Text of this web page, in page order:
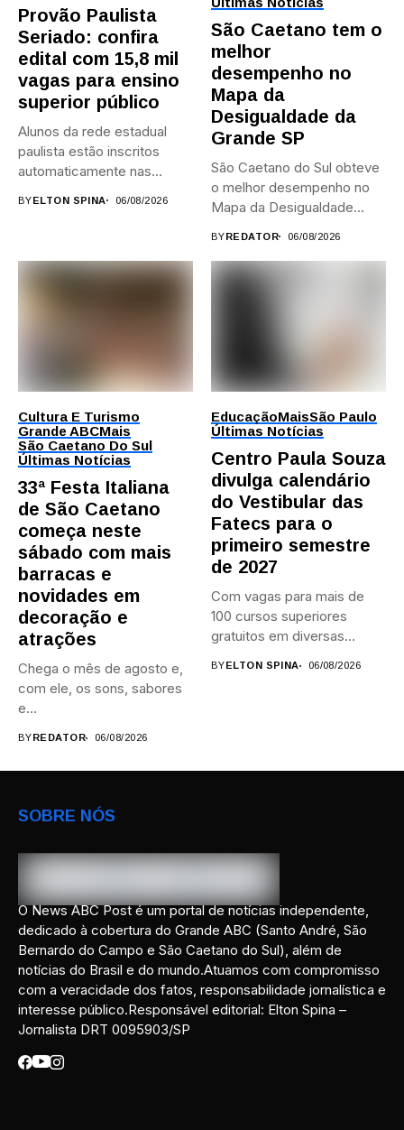
Provão Paulista
Seriado: confira
edital com 15,8 mil
vagas para ensino
superior público
Alunos da rede estadual
paulista estão inscritos
automaticamente nas
BYELTON SPINA 06/08/2026
São Caetano tem o
melhor
desempenho no
Mapa da
Desigualdade da
Grande SP
São Caetano do Sul obteve
o melhor desempenho no
Mapa da Desigualdade...
BYREDATOR 06/08/2026
Cultura E Turismo
Grande ABCMais
São Caetano Do Sul
Últimas Notícias
33ª Festa Italiana
de São Caetano
começa neste
sábado com mais
barracas e
novidades em
decoração e
atrações
Chega o mês de agosto e,
com ele, os sons, sabores
e...
BY REDATOR 06/08/2026
EducaçãoMaisSão Paulo
Últimas Notícias
Centro Paula Souza
divulga calendário
do Vestibular das
Fatecs para o
primeiro semestre
de 2027
Com vagas para mais de
100 cursos superiores
gratuitos em diversas
BY ELTON SPINA 06/08/2026
SOBRE NÓS
O News ABC Post é um portal de notícias independente,
dedicado à cobertura do Grande ABC (Santo André, São
Bernardo do Campo e São Caetano do Sul), além de
notícias do Brasil e do mundo.Atuamos com compromisso
com a veracidade dos fatos, responsabilidade jornalística e
interesse público.Responsável editorial: Elton Spina –
Jornalista DRT 0095903/SP